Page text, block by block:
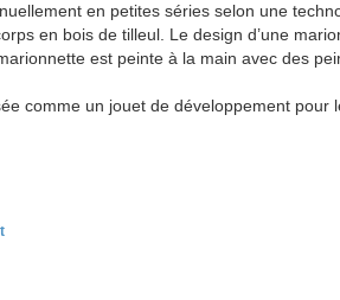
en petites séries selon une
en bois de tilleul. Le design d’une
est peinte à la main avec des
comme un jouet de développement